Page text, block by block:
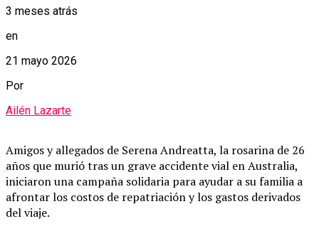
3 meses atrás
en
21 mayo 2026
Por
Ailén Lazarte
Amigos y allegados de Serena Andreatta, la rosarina de 26
años que murió tras un grave accidente vial en Australia,
iniciaron una campaña solidaria para ayudar a su familia a
afrontar los costos de repatriación y los gastos derivados
del viaje.